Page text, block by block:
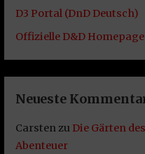
D3 Portal (DnD Deutsch)
Offizielle D&D Homepage
Neueste
Carstenzu Die Gärten
Abenteuer